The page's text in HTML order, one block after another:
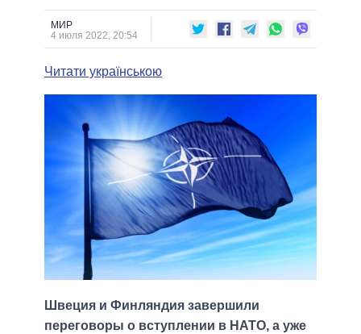
МЭРЫ
ВСЕ ПЕРСОНЫ
СРАВНЕНИЕ ПОЛИТИКОВ
МИР
4 июля 2022, 20:54
Читати українською
Швеция и Финляндия завершили
переговоры о вступлении в НАТО, а уже